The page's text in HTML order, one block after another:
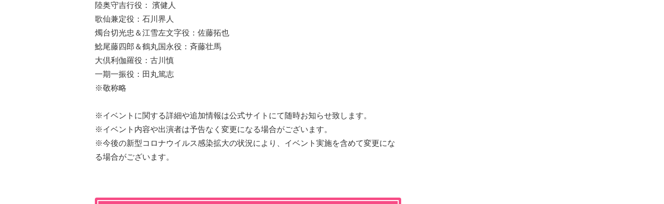
陸奥守吉行役： 濱健人
歌仙兼定役：石川界人
燭台切光忠＆江雪左文字役：佐藤拓也
鯰尾藤四郎＆鶴丸国永役：斉藤壮馬
大倶利伽羅役：古川慎
一期一振役：田丸篤志
※敬称略
※イベントに関する詳細や追加情報は公式サイトにて随時お知らせ致します。
※イベント内容や出演者は予告なく変更になる場合がございます。
※今後の新型コロナウイルス感染拡大の状況により、イベント実施を含めて変更にな
る場合がございます。